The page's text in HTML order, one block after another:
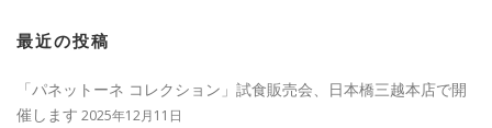
最近の投稿
「パネットーネ コレクション」試食販売会、日本橋三越本店で開
催します 2025年12月11日